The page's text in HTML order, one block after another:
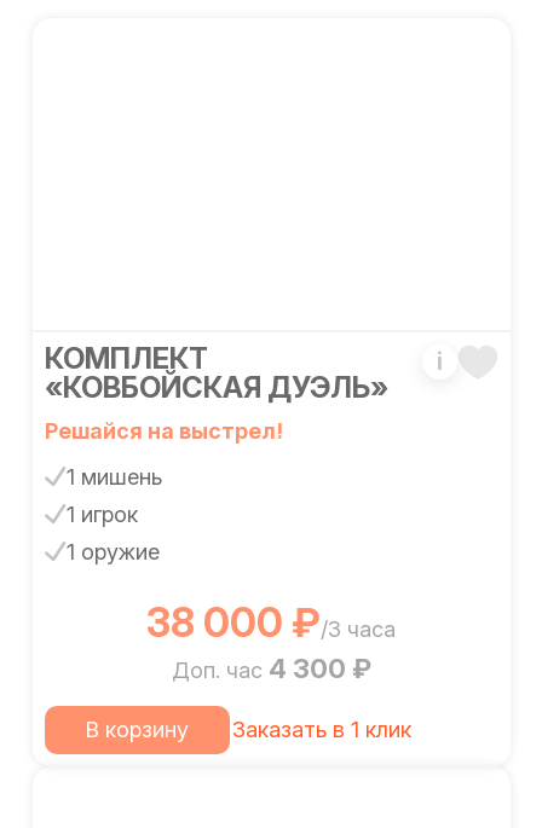
КОМПЛЕКТ
«КОВБОЙСКАЯ ДУЭЛЬ»
i
Решайся на выстрел!
1 мишень
1 игрок
1 оружие
38 000 ₽/3 часа
Доп. час 4 300 ₽
В корзину Заказать в 1 клик